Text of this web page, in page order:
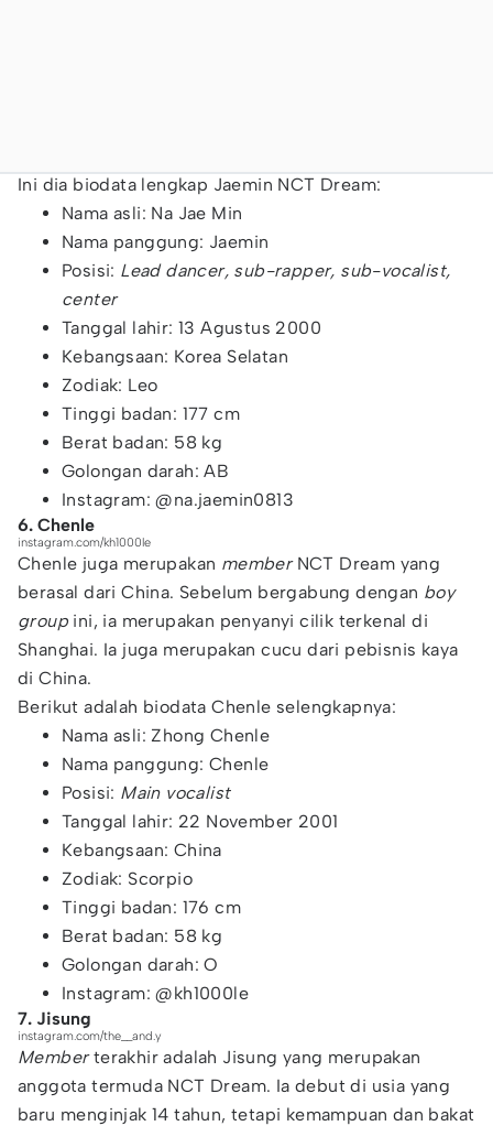
Ini dia biodata lengkap Jaemin NCT Dream:
Nama asli: Na Jae Min
Nama panggung: Jaemin
Posisi: Lead dancer, sub-rapper, sub-vocalist,
center
Tanggal lahir: 13 Agustus 2000
Kebangsaan: Korea Selatan
Zodiak: Leo
Tinggi badan: 177 cm
Berat badan: 58 kg
Golongan darah: AB
Instagram: @na.jaemin0813
6. Chenle
instagram.com/kh1000le
Chenle juga merupakan memberNCT Dream yang
berasal dari China. Sebelum bergabung dengan boy
group ini, ia merupakan penyanyi cilik terkenal di
Shanghai. Ia juga merupakan cucu dari pebisnis kaya
di China.
Berikut adalah biodata Chenle selengkapnya:
Nama asli: Zhong Chenle
Nama panggung: Chenle
Posisi: Main vocalist
Tanggal lahir: 22 November 2001
Kebangsaan: China
Zodiak: Scorpio
Tinggi badan: 176 cm
Berat badan: 58 kg
Golongan darah: O
Instagram: @kh1000le
7. Jisung
instagram.com/the__and.y
Memberterakhir adalah Jisung yang merupakan
anggota termuda NCT Dream. Ia debut di usia yang
baru menginjak 14 tahun, tetapi kemampuan dan bakat